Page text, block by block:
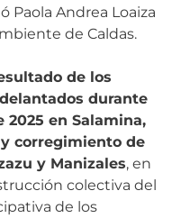
Paola Andrea Loaiza
de Caldas.
de los
durante
en Salamina,
corregimiento de
y Manizales, en
colectiva del
de los